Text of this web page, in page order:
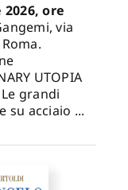
ore
via
UTOPIA
Le grandi
su acciaio ...